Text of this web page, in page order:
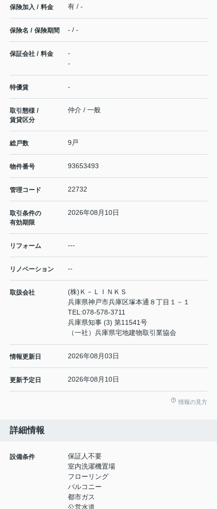
保険加入 / 料金 有 / -
保険名 / 保険期間 - / -
保証会社 / 料金
-
-
特優賃 -
取引態様 /
賃貸区分
仲介 / 一般
総戸数 9戸
物件番号 93653493
管理コード 22732
取引条件の
有効期限
2026年08月10日
リフォーム ---
リノベーション --
取扱会社
(株)Ｋ－ＬＩＮＫＳ
兵庫県神戸市兵庫区塚本通８丁目１－１
TEL:078-578-3711
兵庫県知事 (3) 第11541号
（一社）兵庫県宅地建物取引業協会
情報更新日 2026年08月03日
更新予定日 2026年08月10日
情報の見方
詳細情報
設備条件
保証人不要
室内洗濯機置場
フローリング
バルコニー
都市ガス
公営水道